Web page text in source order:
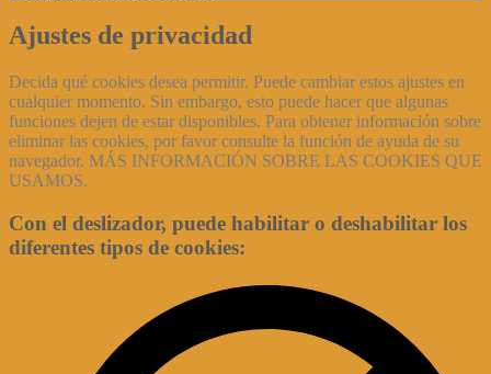
Ajustes de privacidad
Decida qué cookies desea permitir. Puede cambiar estos ajustes en
cualquier momento. Sin embargo, esto puede hacer que algunas
funciones dejen de estar disponibles. Para obtener información sobre
eliminar las cookies, por favor consulte la función de ayuda de su
navegador. MÁS INFORMACIÓN SOBRE LAS COOKIES QUE
USAMOS.
Con el deslizador, puede habilitar o deshabilitar los
diferentes tipos de cookies: